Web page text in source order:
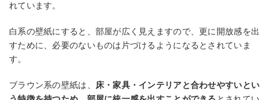
れています。
白系の壁紙にすると、部屋が広く見えますので、更に開放感を出
すために、必要のないものは片づけるようになるとされていま
す。
ブラウン系の壁紙は、 床・家具・インテリアと合わせやすいとい